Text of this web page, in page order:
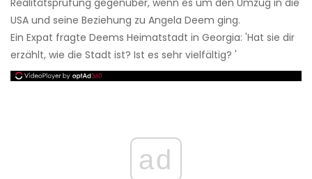
Realitätsprüfung gegenüber, wenn es um den Umzug in die
USA und seine Beziehung zu Angela Deem ging.
Ein Expat fragte Deems Heimatstadt in Georgia: 'Hat sie dir
erzählt, wie die Stadt ist? Ist es sehr vielfältig? '
ad